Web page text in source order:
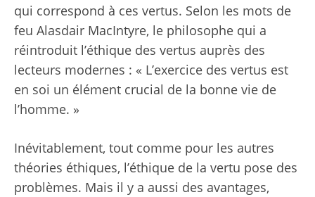
qui correspond à ces vertus. Selon les mots de
feu Alasdair MacIntyre, le philosophe qui a
réintroduit l’éthique des vertus auprès des
lecteurs modernes : « L’exercice des vertus est
en soi un élément crucial de la bonne vie de
l’homme. »
Inévitablement, tout comme pour les autres
théories éthiques, l’éthique de la vertu pose des
problèmes. Mais il y a aussi des avantages,